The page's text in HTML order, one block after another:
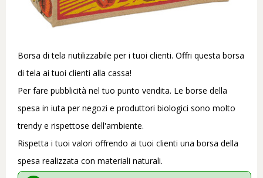
Borsa di tela riutilizzabile per i tuoi clienti. Offri questa borsa
di tela ai tuoi clienti alla cassa!
Per fare pubblicità nel tuo punto vendita. Le borse della
spesa in iuta per negozi e produttori biologici sono molto
trendy e rispettose dell'ambiente.
Rispetta i tuoi valori offrendo ai tuoi clienti una borsa della
spesa realizzata con materiali naturali.